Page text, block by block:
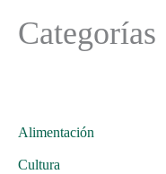
Categorías
Alimentación
Cultura